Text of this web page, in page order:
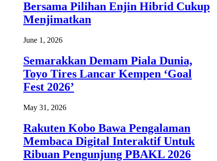
Bersama Pilihan Enjin Hibrid Cukup
Menjimatkan
June 1, 2026
Semarakkan Demam Piala Dunia,
Toyo Tires Lancar Kempen ‘Goal
Fest 2026’
May 31, 2026
Rakuten Kobo Bawa Pengalaman
Membaca Digital Interaktif Untuk
Ribuan Pengunjung PBAKL 2026